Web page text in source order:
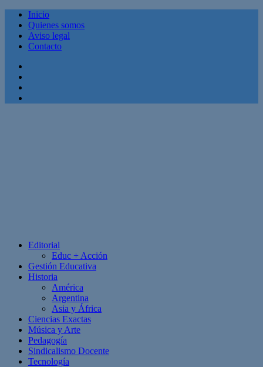
Inicio
Quienes somos
Aviso legal
Contacto
Editorial
Educ + Acción
Gestión Educativa
Historia
América
Argentina
Asia y África
Ciencias Exactas
Música y Arte
Pedagogía
Sindicalismo Docente
Tecnología